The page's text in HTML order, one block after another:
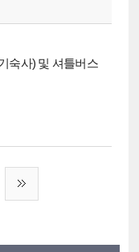
숙사) 및 셔틀버스